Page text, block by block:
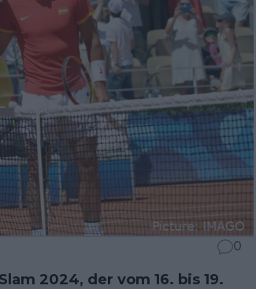
0
2024, der vom 16. bis 19.